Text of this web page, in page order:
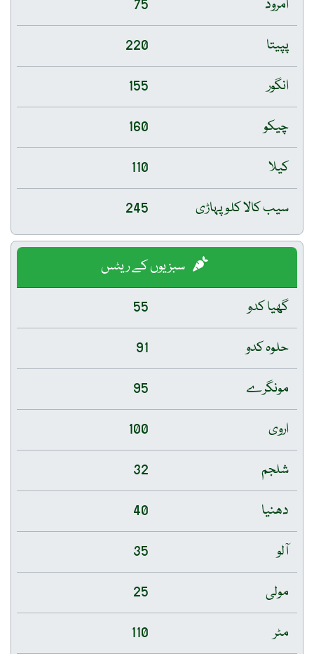
امرود
75
پپیتا
220
انگور
155
چیکو
160
کیلا
110
سیب کالا کلو پہاڑی
245
سبزیوں کے ریٹس
گھیا کدو
55
حلوہ کدو
91
مونگرے
95
اروی
100
شلجم
32
دھنیا
40
آلو
35
مولی
25
مٹر
110